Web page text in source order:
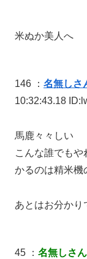
米ぬか美人へ
146 ： 名無しさ
10:32:43.18
馬鹿々々しい
こんな誰でも
かるのは精米機
あとはお分かり
45 ： 名無しさ